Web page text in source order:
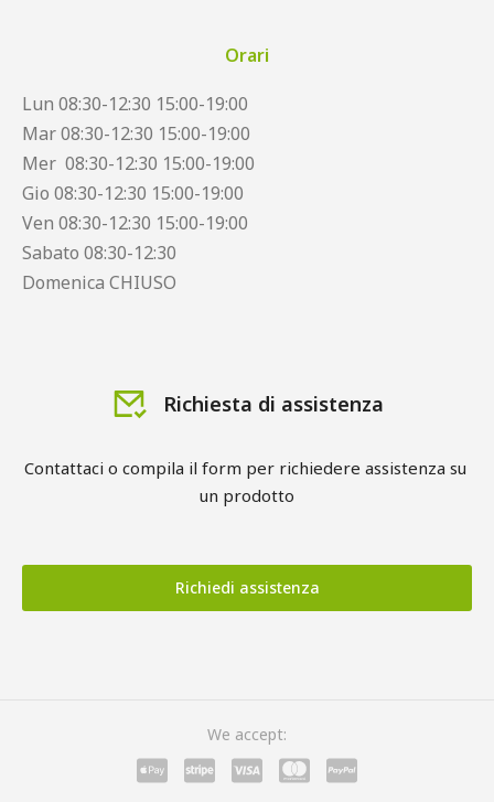
Orari
Lun 08:30-12:30 15:00-19:00
Mar 08:30-12:30 15:00-19:00
Mer 08:30-12:30 15:00-19:00
Gio 08:30-12:30 15:00-19:00
Ven 08:30-12:30 15:00-19:00
Sabato 08:30-12:30
Domenica CHIUSO
Richiesta di assistenza
Contattaci o compila il form per richiedere assistenza su
un prodotto
Richiedi assistenza
We accept: